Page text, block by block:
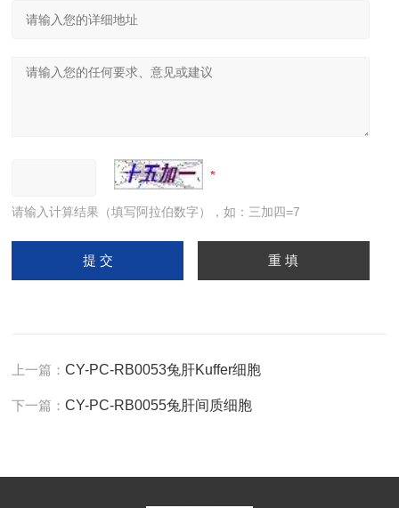
请输入计算结果（填写阿拉伯数字），如：三加四=7
上一篇：CY-PC-RB0053兔肝Kuffer细胞
下一篇：CY-PC-RB0055兔肝间质细胞